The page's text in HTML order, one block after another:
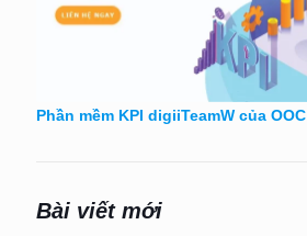
Phần mềm KPI digiiTeamW của OOC
Bài viết mới